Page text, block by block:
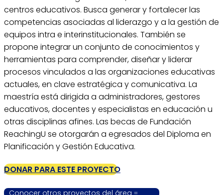
centros educativos. Busca generar y fortalecer las
competencias asociadas al liderazgo y a la gestión de
equipos intra e interinstitucionales. También se
propone integrar un conjunto de conocimientos y
herramientas para comprender, diseñar y liderar
procesos vinculados a las organizaciones educativas
actuales, en clave estratégica y comunicativa. La
maestría está dirigida a administradores, gestores
educativos, docentes y especialistas en educación u
otras disciplinas afines. Las becas de Fundación
ReachingU se otorgarán a egresados del Diploma en
Planificación y Gestión Educativa.
DONAR PARA ESTE PROYECTO
Conocer otros proyectos del área